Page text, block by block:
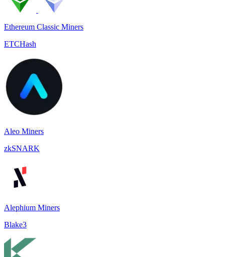
Ethereum Classic Miners
ETCHash
Aleo Miners
zkSNARK
Alephium Miners
Blake3